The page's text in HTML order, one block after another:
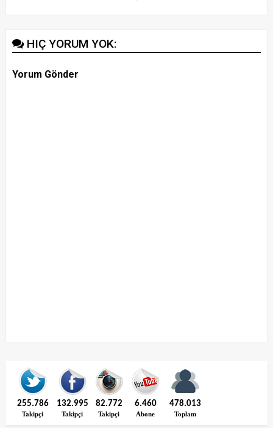
HIÇ YORUM YOK:
Yorum Gönder
255.786
Takipçi
132.995
Takipçi
82.772
Takipçi
6.460
Abone
478.013
Toplam